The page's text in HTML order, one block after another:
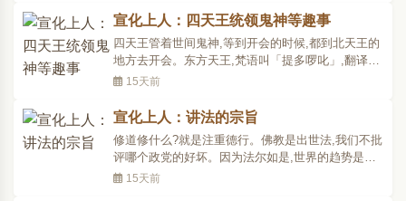
他:“为什么你要生我?真是混帐!”自己骂自己的父母。
或者对自己的师父生一种心:你这个师父,让我一点
自..
宣化上人：四天王统领鬼神等趣事
四天王管着世间鬼神,等到开会的时候,都到北天王的
地方去开会。东方天王,梵语叫「提多啰叱」,翻译成
中文就叫「持国」。持是持护,他保护所有的众生和
神,一部份是香神,一部份是臭鬼。香神是谁呢?就是
八部鬼神里边的乾闼婆。乾闼婆头上长着一个犄角,
他若闻到..
15天前
宣化上人：讲法的宗旨
修道修什么?就是注重德行。佛教是出世法,我们不批
评哪个政党的好坏。因为法尔如是,世界的趋势是这
样,一切的万事万物都是在说法,可说是前因后果,在无
15天前